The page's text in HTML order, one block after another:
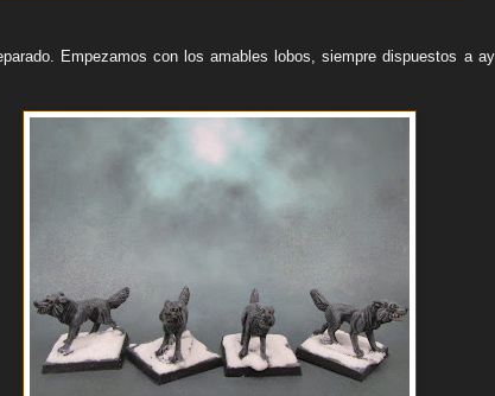
Empezamos con los amables lobos, siempre dispuestos a